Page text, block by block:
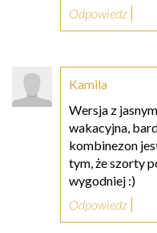
Odpowiedz
Kamila
Wersja z
wakacyjna,
kombinezon
tym, że szorty
wygodniej :)
Odpowiedz